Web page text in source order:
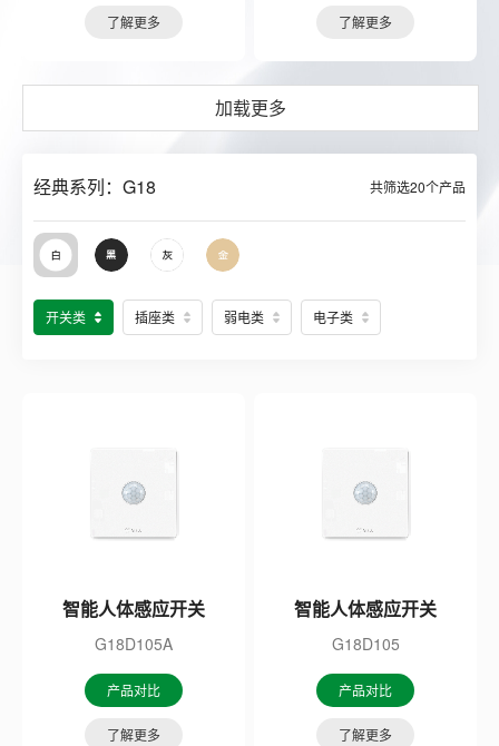
了解更多 了解更多
加载更多
经典系列：G18 共筛选20个产品
开关类 插座类 弱电类 电子类
智能人体感应开关
G18D105A
产品对比
了解更多
智能人体感应开关
G18D105
产品对比
了解更多